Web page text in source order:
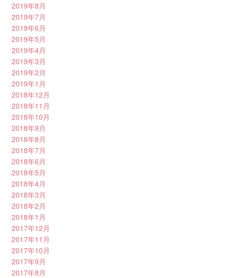
2019年8月
2019年7月
2019年6月
2019年5月
2019年4月
2019年3月
2019年2月
2019年1月
2018年12月
2018年11月
2018年10月
2018年9月
2018年8月
2018年7月
2018年6月
2018年5月
2018年4月
2018年3月
2018年2月
2018年1月
2017年12月
2017年11月
2017年10月
2017年9月
2017年8月